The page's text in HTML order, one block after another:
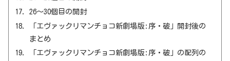
26～30個目の開封
「エヴァックリマンチョコ新劇場版:序・破」開封後の
まとめ
「エヴァックリマンチョコ新劇場版:序・破」の配列の